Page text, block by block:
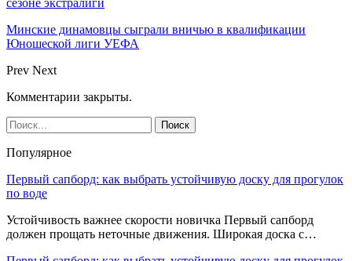
Минские динамовцы сыграли вничью в квалификации
Юношеской лиги УЕФА
Prev Next
Комментарии закрыты.
Популярное
Первый сапборд: как выбрать устойчивую доску для прогулок
по воде
Устойчивость важнее скорости новичка Первый сапборд
должен прощать неточные движения. Широкая доска с…